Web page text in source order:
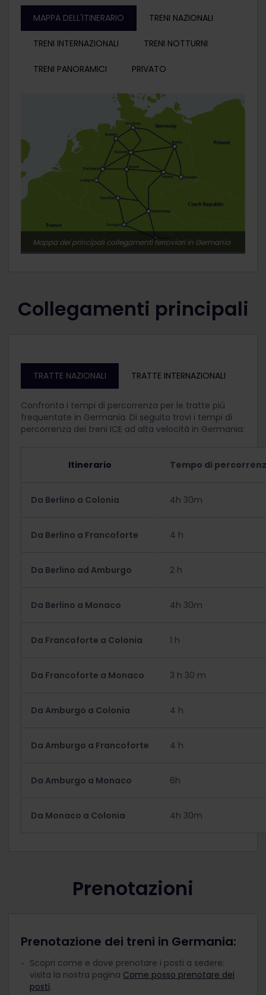
MAPPA DELL'ITINERARIO TRENI NAZIONALI
TRENI INTERNAZIONALI TRENI NOTTURNI
TRENI PANORAMICI PRIVATO
Mappa dei principali collegamenti ferroviari in Germania
Collegamenti principali
TRATTE NAZIONALI TRATTE INTERNAZIONALI
Confronta i tempi di percorrenza per le tratte più
frequentate in Germania. Di seguito trovi i tempi di
percorrenza dei treni ICE ad alta velocità in Germania:
Itinerario Tempo di
Da Berlino a Colonia 4h 30m
Da Berlino a Francoforte 4 h
Da Berlino ad Amburgo 2 h
Da Berlino a Monaco 4h 30m
Da Francoforte a Colonia 1 h
Da Francoforte a Monaco 3 h 30 m
Da Amburgo a Colonia 4 h
Da Amburgo a Francoforte 4 h
Da Amburgo a Monaco 6h
Da Monaco a Colonia 4h 30m
Prenotazioni
Prenotazione dei treni in Germania:
Scopri come e dove prenotare i posti a sedere:
visita la nostra pagina Come posso prenotare dei
posti.